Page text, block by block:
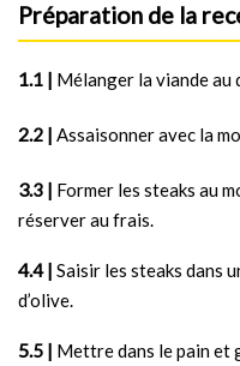
Préparation de la
1 | Mélanger la viande au
2 | Assaisonner avec la
3 | Former les steaks au
réserver au frais.
4 | Saisir les steaks dans
d’olive.
5 | Mettre dans le pain et